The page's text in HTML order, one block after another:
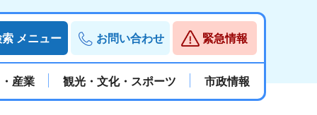
索 メニュー お問い合わせ 緊急情報
産業 観光・文化・スポーツ 市政情報